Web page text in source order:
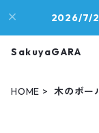
2026/7/
SakuyaGARA
HOME 木のボー